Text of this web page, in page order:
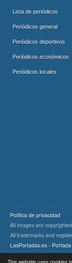
Lista de periódicos
Periódicos general
Periódicos deportivos
Periódicos económicos
Periódicos locales
Política de privacidad
All images are
All trademarks and
LasPortadas.es - Portada